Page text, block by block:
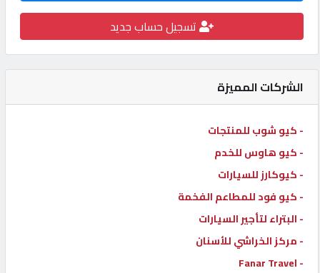
كارز
كيو
ماركت
الدليل
القطري
POWERED
QHOST
تسجيل حساب جديد
الشركات المميزة
- كيو شوب للمنتجات
- كيو هاوس للخدم
- كيوكارز للسيارات
- كيو فود للمطاعم الفخمة
- البتراء لتأجير السيارات
- مركز الخراشي للأسنان
- Fanar Travel